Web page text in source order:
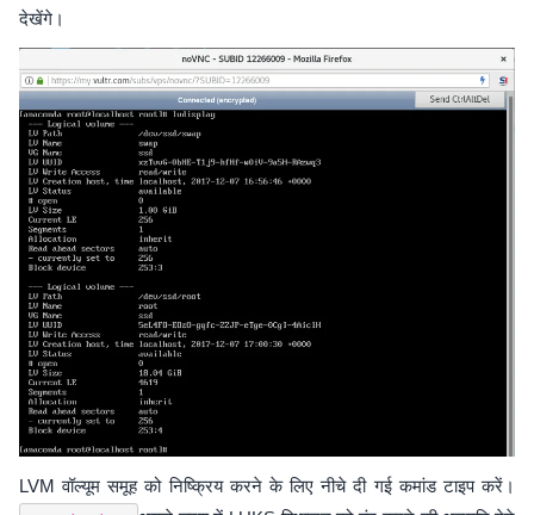
देखेंगे।
LVM वॉल्यूम समूह को निष्क्रिय करने के लिए नीचे दी गई कमांड टाइप करें।